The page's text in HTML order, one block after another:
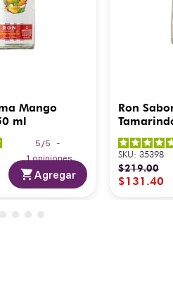
Mango
ml
5 /5
-
1 opiniones
Agregar
Ron
SKU: 35398
$219.00
$131 .40